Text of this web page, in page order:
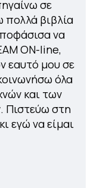
σε
πολλά βιβλία
να
ON-line,
εαυτό μου σε
όλα
και των
Πιστεύω στη
εγώ να είμαι